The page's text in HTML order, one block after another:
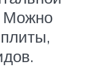
Можно